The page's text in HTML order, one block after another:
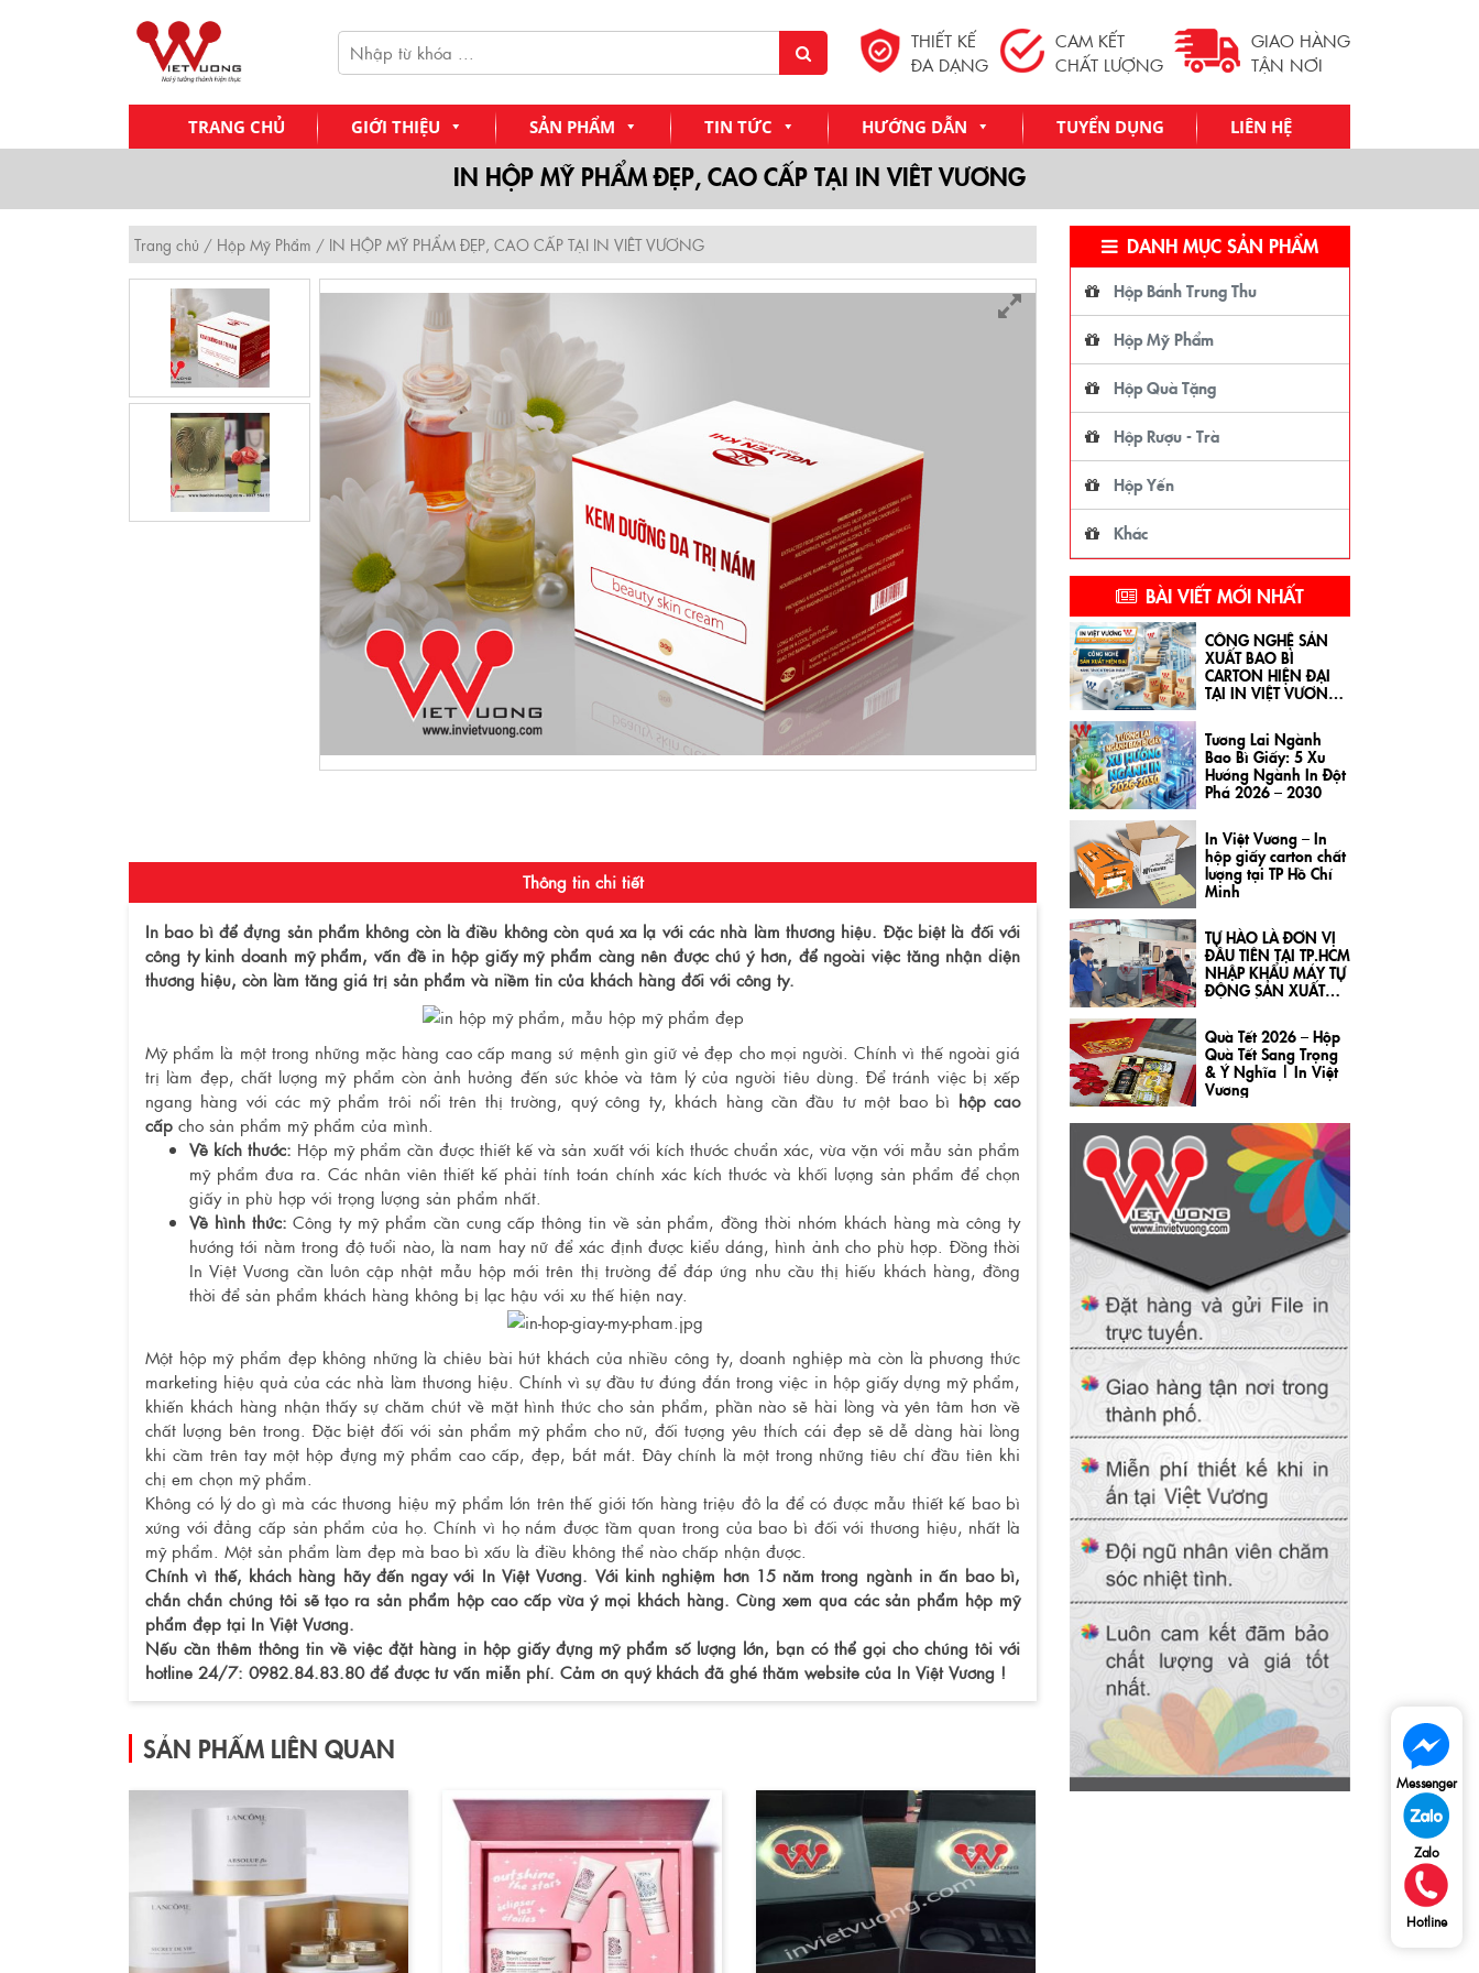
Tìm
kiếm:
THIẾT KẾ
ĐA DẠNG
CAM KẾT
CHẤT LƯỢNG
GIAO HÀNG
TẬN NƠI
TRANG CHỦ GIỚI THIỆU SẢN PHẨM TIN TỨC HƯỚNG DẪN TUYỂN DỤNG LIÊN HỆ
IN HỘP MỸ PHẨM ĐẸP, CAO CẤP TẠI IN VIÊT VƯƠNG
Trang chủ / Hộp Mỹ Phẩm / IN HỘP MỸ PHẨM ĐẸP, CAO CẤP TẠI IN VIÊT VƯƠNG
Thông tin chi tiết
In bao bì để đựng sản phẩm không còn là điều không còn quá xa lạ với các nhà làm thương hiệu. Đặc biệt là đối với
công ty kinh doanh mỹ phẩm, vấn đề in hộp giấy mỹ phẩm càng nên được chú ý hơn, để ngoài việc tăng nhận diện
thương hiệu, còn làm tăng giá trị sản phẩm và niềm tin của khách hàng đối với công ty.
Mỹ phẩm là một trong những mặc hàng cao cấp mang sứ mệnh gìn giữ vẻ đẹp cho mọi người. Chính vì thế ngoài giá
trị làm đẹp, chất lượng mỹ phẩm còn ảnh hưởng đến sức khỏe và tâm lý của người tiêu dùng. Để tránh việc bị xếp
ngang hàng với các mỹ phẩm trôi nổi trên thị trường, quý công ty, khách hàng cần đầu tư một bao bì hộp cao
cấp cho sản phẩm mỹ phẩm của mình.
Về kích thước: Hộp mỹ phẩm cần được thiết kế và sản xuất với kích thước chuẩn xác, vừa vặn với mẫu sản phẩm
mỹ phẩm đưa ra. Các nhân viên thiết kế phải tính toán chính xác kích thước và khối lượng sản phẩm để chọn
giấy in phù hợp với trọng lượng sản phẩm nhất.
Về hình thức: Công ty mỹ phẩm cần cung cấp thông tin về sản phẩm, đồng thời nhóm khách hàng mà công ty
hướng tới nằm trong độ tuổi nào, là nam hay nữ để xác định được kiểu dáng, hình ảnh cho phù hợp. Đồng thời
In Việt Vương cần luôn cập nhật mẫu hộp mới trên thị trường để đáp ứng nhu cầu thị hiếu khách hàng, đồng
thời để sản phẩm khách hàng không bị lạc hậu với xu thế hiện nay.
Một hộp mỹ phẩm đẹp không những là chiêu bài hút khách của nhiều công ty, doanh nghiệp mà còn là phương thức
marketing hiệu quả của các nhà làm thương hiệu. Chính vì sự đầu tư đúng đắn trong việc in hộp giấy dựng mỹ phẩm,
khiến khách hàng nhận thấy sự chăm chút về mặt hình thức cho sản phẩm, phần nào sẽ hài lòng và yên tâm hơn về
chất lượng bên trong. Đặc biệt đối với sản phẩm mỹ phẩm cho nữ, đối tượng yêu thích cái đẹp sẽ dễ dàng hài lòng
khi cầm trên tay một hộp đựng mỹ phẩm cao cấp, đẹp, bắt mắt. Đây chính là một trong những tiêu chí đầu tiên khi
chị em chọn mỹ phẩm.
Không có lý do gì mà các thương hiệu mỹ phẩm lớn trên thế giới tốn hàng triệu đô la để có được mẫu thiết kế bao bì
xứng với đẳng cấp sản phẩm của họ. Chính vì họ nắm được tầm quan trong của bao bì đối với thương hiệu, nhất là
mỹ phẩm. Một sản phẩm làm đẹp mà bao bì xấu là điều không thể nào chấp nhận được.
Chính vì thế, khách hàng hãy đến ngay với In Việt Vương. Với kinh nghiệm hơn 15 năm trong ngành in ấn bao bì,
chắn chắn chúng tôi sẽ tạo ra sản phẩm hộp cao cấp vừa ý mọi khách hàng. Cùng xem qua các sản phẩm hộp mỹ
phẩm đẹp tại In Việt Vương.
Nếu cần thêm thông tin về việc đặt hàng in hộp giấy đựng mỹ phẩm số lượng lớn, bạn có thể gọi cho chúng tôi với
hotline 24/7: 0982.84.83.80 để được tư vấn miễn phí. Cảm ơn quý khách đã ghé thăm website của In Việt Vương !
SẢN PHẨM LIÊN QUAN
DANH MỤC SẢN PHẨM
Hộp Bánh Trung Thu
Hộp Mỹ Phẩm
Hộp Quà Tặng
Hộp Rượu - Trà
Hộp Yến
Khác
BÀI VIẾT MỚI NHẤT
CÔNG NGHỆ SẢN
XUẤT BAO BÌ
CARTON HIỆN ĐẠI
TẠI IN VIỆT VƯƠNG
Tương Lai Ngành
Bao Bì Giấy: 5 Xu
Hướng Ngành In Đột
Phá 2026 – 2030
In Việt Vương – In
hộp giấy carton chất
lượng tại TP Hồ Chí
Minh
TỰ HÀO LÀ ĐƠN VỊ
ĐẦU TIÊN TẠI TP.HCM
NHẬP KHẨU MÁY TỰ
ĐỘNG SẢN XUẤT
MINH
Quà Tết 2026 – Hộp
Quà Tết Sang Trọng
& Ý Nghĩa | In Việt
Vương
Messenger
Zalo
Hotline